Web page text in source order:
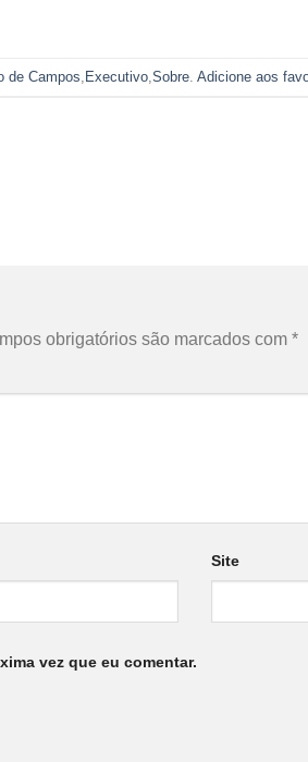
de Campos Executivo, Sobre. Adicione aos
obrigatórios são marcados com *
Site
vez que eu comentar.